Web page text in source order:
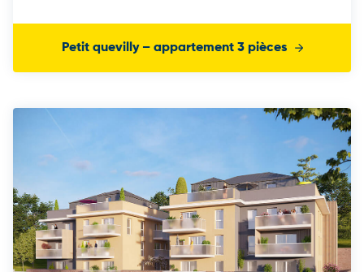
Petit quevilly – appartement 3 pièces